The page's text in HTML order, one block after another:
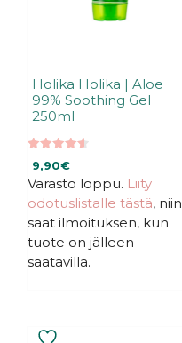
Holika Holika | Aloe
99% Soothing Gel
250ml
4.58
5:stä
9,90€
Varasto loppu. Liity
odotuslistalle tästä, niin
saat ilmoituksen, kun
tuote on jälleen
saatavilla.